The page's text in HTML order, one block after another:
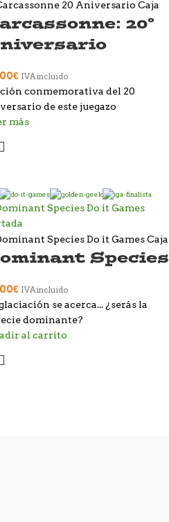
20º
€ IVA incluido
conmemorativa del 20
de este juegazo
más
Species
€ IVA incluido
se acerca... ¿serás la
dominante?
al carrito